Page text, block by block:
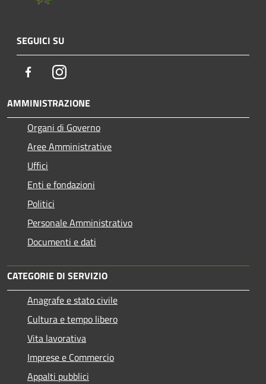
SEGUICI SU
FacebookInstagram
AMMINISTRAZIONE
Organi di Governo
Aree Amministrative
Uffici
Enti e fondazioni
Politici
Personale Amministrativo
Documenti e dati
CATEGORIE DI SERVIZIO
Anagrafe e stato civile
Cultura e tempo libero
Vita lavorativa
Imprese e Commercio
Appalti pubblici